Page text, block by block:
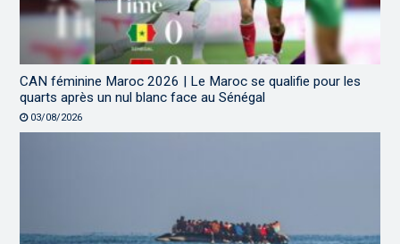
CAN féminine Maroc 2026 | Le Maroc se qualifie pour les
quarts après un nul blanc face au Sénégal
03/08/2026